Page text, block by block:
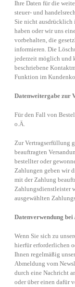
Ihre Daten für die
steuer- und
Sie nicht
haben oder wir uns
vorbehalten, die
informieren. Die
jederzeit möglich und
beschriebene
Funktion im
Datenweitergabe zur
Für den Fall von
o.Ä.
Zur Vertragserfüllung
beauftragten
bestellter oder
Zahlungen geben wir
mit der Zahlung
Zahlungsdienstleister
ausgewählten
Datenverwendung
Wenn Sie sich zu
hierfür erforderlichen
Ihnen regelmäßig
Abmeldung vom
durch eine Nachricht
oder über einen dafür